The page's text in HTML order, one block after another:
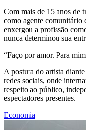
Com mais de 15 anos de
como agente comunitário
enxergou a profissão
nunca determinou sua
“Faço por amor. Para
A postura do artista
redes sociais, onde
respeito ao público,
espectadores presentes.
Economia